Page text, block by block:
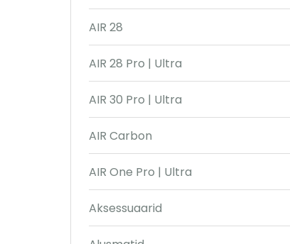
AIR 28
AIR 28 Pro | Ultra
AIR 30 Pro | Ultra
AIR Carbon
AIR One Pro | Ultra
Aksessuaarid